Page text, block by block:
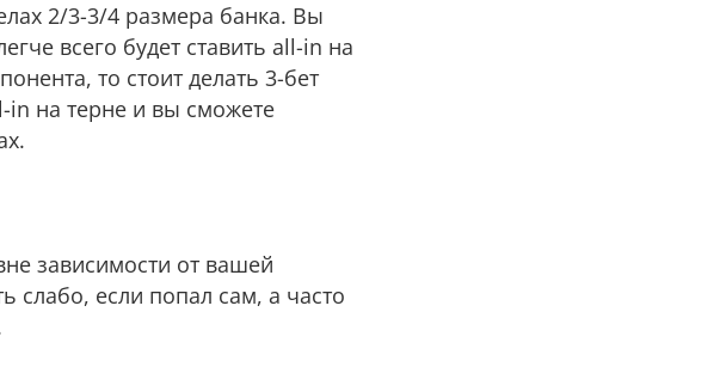
2/3-3/4 размера банка. Вы
всего будет ставить all-in на
то стоит делать 3-бет
in на терне и вы сможете
зависимости от вашей
слабо, если попал сам, а часто